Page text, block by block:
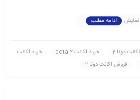
نمایش ادامه مطلب
اکانت دوتا 2 خريد اکانت dota 2
خريد اکانت
فروش اکانت دوتا 2